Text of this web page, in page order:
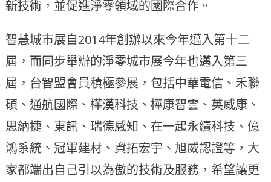
新技術，並促進淨零領域的國際合作。
智慧城市展自2014年創辦以來今年邁入第十二
屆，而同步舉辦的淨零城市展今年也邁入第三
屆，台智盟會員積極參展，包括中華電信、禾聯
碩、通航國際、樺漢科技、樺康智雲、英威康、
思納捷、東訊、瑞德感知、在一起永續科技、億
鴻系統、冠軍建材、資拓宏宇、旭威認證等，大
家都端出自己引以為傲的技術及服務，希望讓更